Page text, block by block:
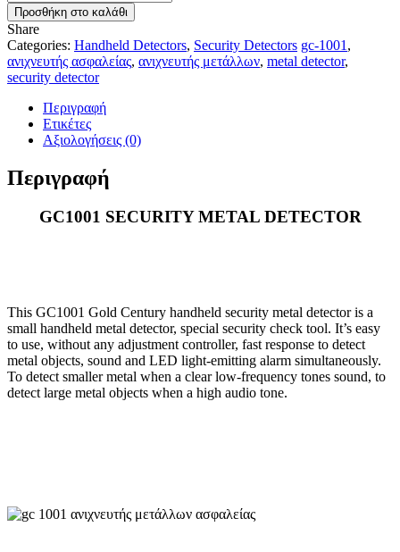
SECURITY
METAL
DETECTOR
+
BOOK
GIFT
ποσότητα
Προσθήκη στο καλάθι
Share
Categories: Handheld Detectors, Security Detectors gc-1001 ,
ανιχνευτής ασφαλείας, ανιχνευτής μετάλλων, metal detector,
security detector
Περιγραφή
Ετικέτες
Αξιολογήσεις (0)
Περιγραφή
GC1001 SECURITY METAL DETECTOR
This GC1001 Gold Century handheld security metal detector is a
small handheld metal detector, special security check tool. It’s easy
to use, without any adjustment controller, fast response to detect
metal objects, sound and LED light-emitting alarm simultaneously.
To detect smaller metal when a clear low-frequency tones sound, to
detect large metal objects when a high audio tone.